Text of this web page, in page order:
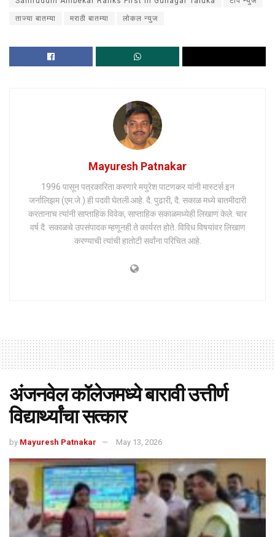
ताज्या बातम्या मराठी बातम्या लोकल न्युज
Mayuresh Patnakar
1996 पासून पत्रकारिता करणारे मयुरेश पाटणकर यांनी मास्टर्स इन
जर्नालिझम (एम.जे.) ही पदवी घेतली आहे. दै. पुढारी, दै. सकाळ मध्ये बातमीदारी
करतानाच त्यांनी साप्ताहिक विवेक, साप्ताहिक सकाळमध्येही लिखाण केले. चार
वर्ष दै. सकाळचे उपसंपादक म्हणूनही ते कार्यरत होते. विविध विषयांवर लिखाण
करण्याची त्यांची हातोटी सर्वांना परिचित आहे.
अंजनवेल कॉलेजमध्ये बारावी उत्तीर्ण
विद्यार्थ्यांचा सत्कार
by Mayuresh Patnakar May 13, 2026